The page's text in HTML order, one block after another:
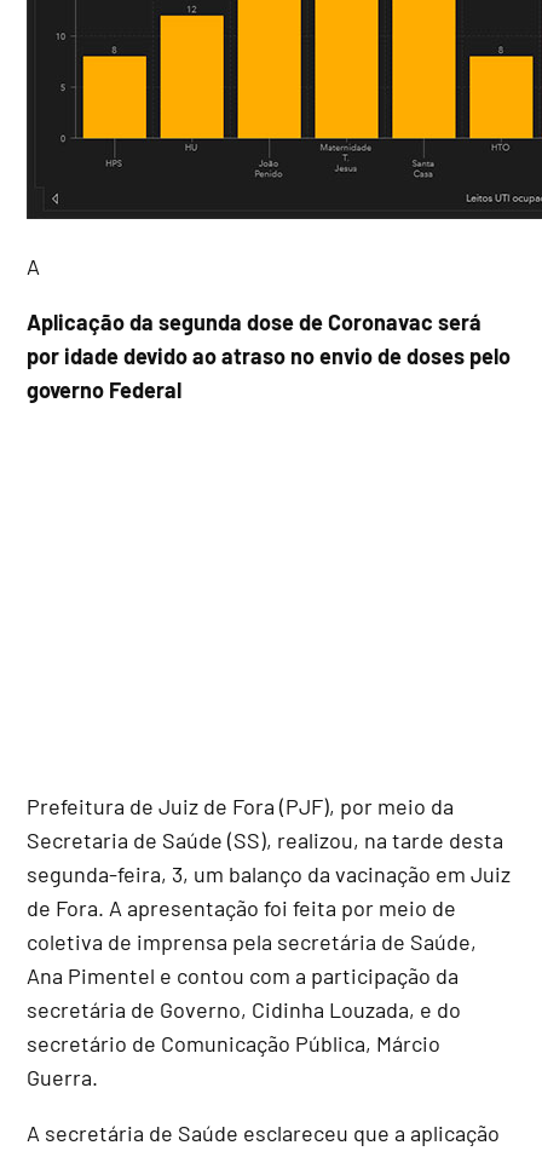
A
Aplicação da segunda dose de Coronavac será
por idade devido ao atraso no envio de doses pelo
governo Federal
Prefeitura de Juiz de Fora (PJF), por meio da
Secretaria de Saúde (SS), realizou, na tarde desta
segunda-feira, 3, um balanço da vacinação em Juiz
de Fora. A apresentação foi feita por meio de
coletiva de imprensa pela secretária de Saúde,
Ana Pimentel e contou com a participação da
secretária de Governo, Cidinha Louzada, e do
secretário de Comunicação Pública, Márcio
Guerra.
A secretária de Saúde esclareceu que a aplicação